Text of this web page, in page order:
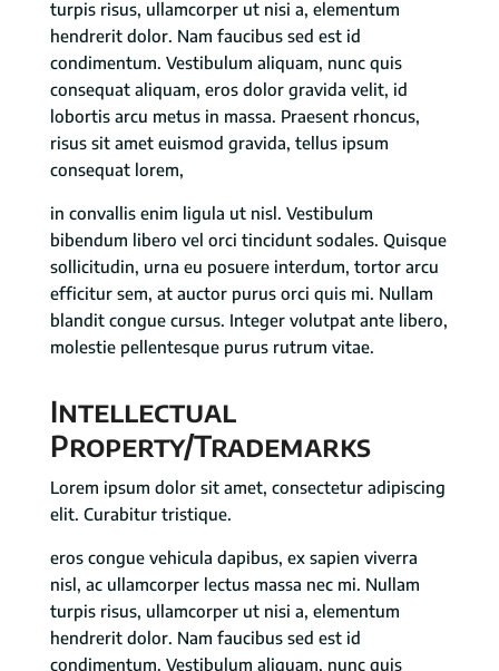
turpis risus, ullamcorper ut nisi a, elementum
hendrerit dolor. Nam faucibus sed est id
condimentum. Vestibulum aliquam, nunc quis
consequat aliquam, eros dolor gravida velit, id
lobortis arcu metus in massa. Praesent rhoncus,
risus sit amet euismod gravida, tellus ipsum
consequat lorem,
in convallis enim ligula ut nisl. Vestibulum
bibendum libero vel orci tincidunt sodales. Quisque
sollicitudin, urna eu posuere interdum, tortor arcu
efficitur sem, at auctor purus orci quis mi. Nullam
blandit congue cursus. Integer volutpat ante libero,
molestie pellentesque purus rutrum vitae.
Intellectual
Property/Trademarks
Lorem ipsum dolor sit amet, consectetur adipiscing
elit. Curabitur tristique.
eros congue vehicula dapibus, ex sapien viverra
nisl, ac ullamcorper lectus massa nec mi. Nullam
turpis risus, ullamcorper ut nisi a, elementum
hendrerit dolor. Nam faucibus sed est id
condimentum. Vestibulum aliquam, nunc quis